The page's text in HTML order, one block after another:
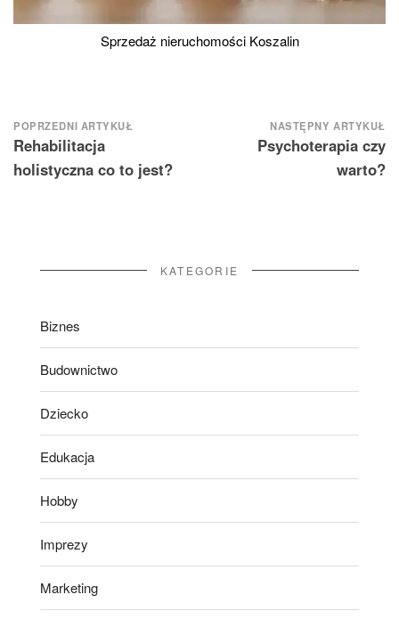
Sprzedaż nieruchomości Koszalin
Nawigacja
wpisu
POPRZEDNI ARTYKUŁ
Rehabilitacja
holistyczna co to jest?
NASTĘPNY ARTYKUŁ
Psychoterapia czy
warto?
KATEGORIE
Biznes
Budownictwo
Dziecko
Edukacja
Hobby
Imprezy
Marketing